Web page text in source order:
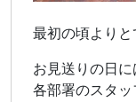
最初の頃より
お見送りの日に
各部署のスタ